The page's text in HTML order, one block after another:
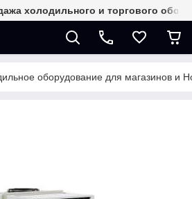
холодильного и торгового
оборудование для магазинов и